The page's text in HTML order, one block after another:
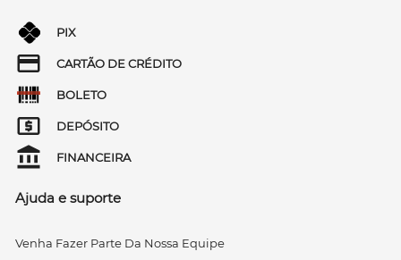
PIX
CARTÃO DE CRÉDITO
BOLETO
DEPÓSITO
FINANCEIRA
Ajuda e suporte
Venha Fazer Parte Da Nossa Equipe